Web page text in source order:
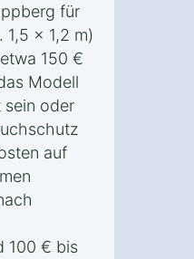
für
1,5 x 1,2 m)
150 €
Modell
sein oder
auf
100 € bis